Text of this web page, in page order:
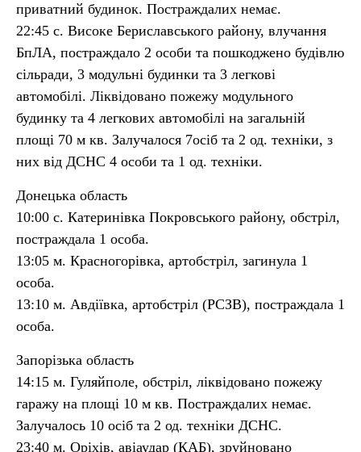
приватний будинок. Постраждалих немає.
22:45 с. Високе Бериславського району, влучання
БпЛА, постраждало 2 особи та пошкоджено будівлю
сільради, 3 модульні будинки та 3 легкові
автомобілі. Ліквідовано пожежу модульного
будинку та 4 легкових автомобілі на загальній
площі 70 м кв. Залучалося 7осіб та 2 од. техніки, з
них від ДСНС 4 особи та 1 од. техніки.
Донецька область
10:00 с. Катеринівка Покровського району, обстріл,
постраждала 1 особа.
13:05 м. Красногорівка, артобстріл, загинула 1
особа.
13:10 м. Авдіївка, артобстріл (РСЗВ), постраждала 1
особа.
Запорізька область
14:15 м. Гуляйполе, обстріл, ліквідовано пожежу
гаражу на площі 10 м кв. Постраждалих немає.
Залучалось 10 осіб та 2 од. техніки ДСНС.
23:40 м. Оріхів, авіаудар (КАБ), зруйновано